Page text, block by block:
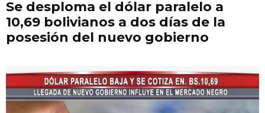
Se desploma el dólar paralelo a
10,69 bolivianos a dos días de la
posesión del nuevo gobierno